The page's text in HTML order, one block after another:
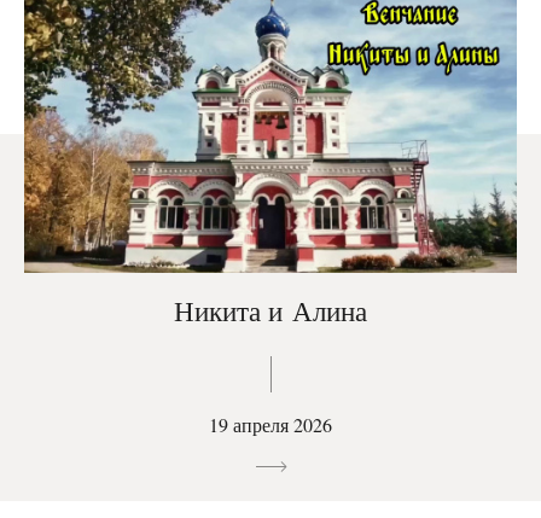
Никита и Алина
19 апреля 2026